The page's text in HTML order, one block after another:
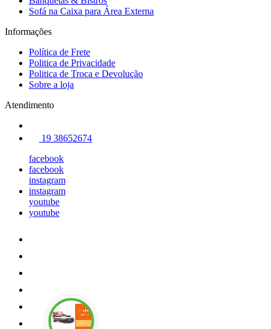
Sofá na Caixa para Área Externa
Informações
Política de Frete
Politica de Privacidade
Politica de Troca e Devolução
Sobre a loja
Atendimento
19 38652674
facebook
facebook
instagram
instagram
youtube
youtube